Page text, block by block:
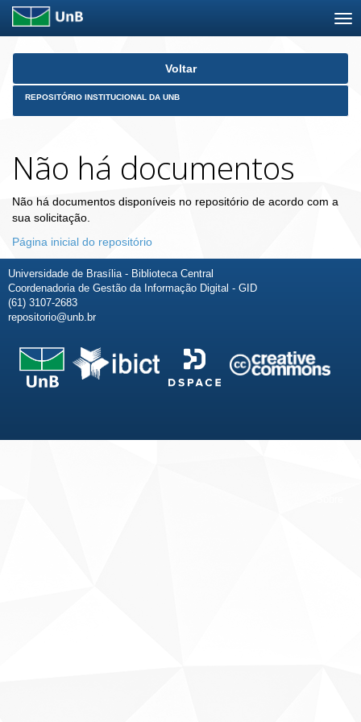
Skip
Voltar
REPOSITÓRIO INSTITUCIONAL DA UNB
Não há documentos
Não há documentos disponíveis no repositório de acordo com a
sua solicitação.
Página inicial do repositório
Universidade de Brasília - Biblioteca Central
Coordenadoria de Gestão da Informação Digital - GID
(61) 3107-2683
repositorio@unb.br